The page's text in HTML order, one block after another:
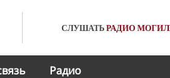
СЛУШАТЬРАДИО
Радио